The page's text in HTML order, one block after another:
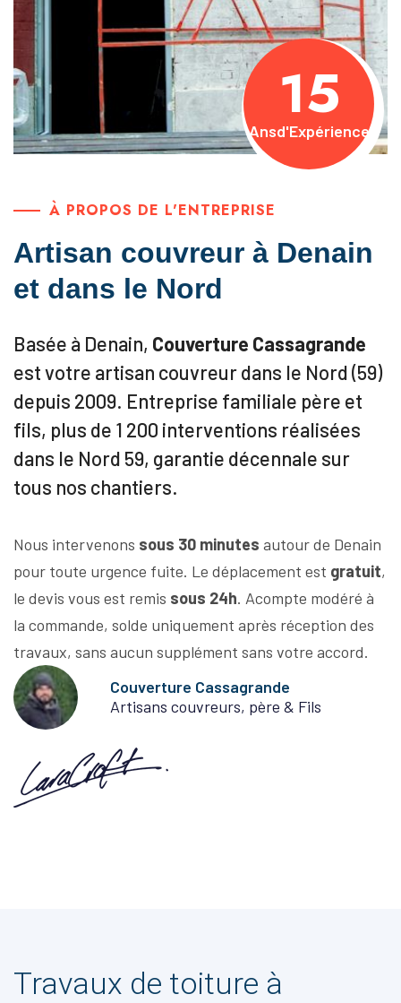
15
Ansd'Expérience
À PROPOS DE L'ENTREPRISE
Artisan couvreur à Denain
et dans le Nord
Basée à Denain, Couverture Cassagrande
est votre artisan couvreur dans le Nord (59)
depuis 2009. Entreprise familiale père et
fils, plus de 1 200 interventions réalisées
dans le Nord 59, garantie décennale sur
tous nos chantiers.
Nous intervenons sous 30 minutes autour de Denain
pour toute urgence fuite. Le déplacement est gratuit,
le devis vous est remis sous 24h. Acompte modéré à
la commande, solde uniquement après réception des
travaux, sans aucun supplément sans votre accord.
Couverture Cassagrande
Artisans couvreurs, père & Fils
Travaux de toiture à